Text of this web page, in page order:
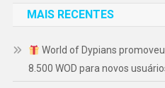
MAIS RECENTES
World of Dypians
8.500 WOD para novos